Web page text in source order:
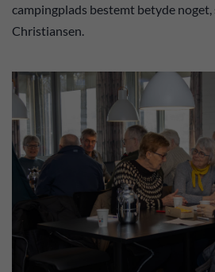
campingplads bestemt betyde noget,
Christiansen.